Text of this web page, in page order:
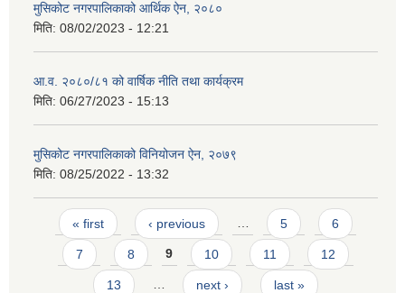
मुसिकोट नगरपालिकाको आर्थिक ऐन, २०८०
मिति: 08/02/2023 - 12:21
आ.व. २०८०/८१ को वार्षिक नीति तथा कार्यक्रम
मिति: 06/27/2023 - 15:13
मुसिकोट नगरपालिकाको विनियोजन ऐन, २०७९
मिति: 08/25/2022 - 13:32
Pages
« first ‹ previous … 5 6
7 8 9 10 11 12
13 … next › last »